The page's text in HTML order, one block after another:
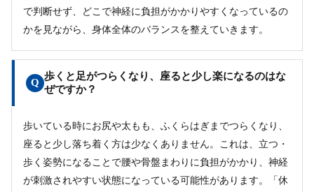
で判断せず、どこで神経に負担がかかりやすくなっているの
かを見ながら、身体全体のバランスを整えていきます。
Q
歩くと足がつらくなり、座ると少し楽になるのはな
ぜですか？
歩いている時にお尻や太もも、ふくらはぎまでつらくなり、
座ると少し落ち着く方は少なくありません。これは、立つ・
歩く姿勢になることで腰や骨盤まわりに負担がかかり、神経
が刺激されやすい状態になっている可能性があります。「休